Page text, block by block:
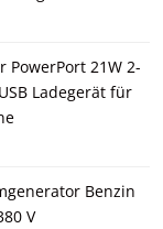
PowerPort 21W 2-
Ladegerät für
Benzin
V